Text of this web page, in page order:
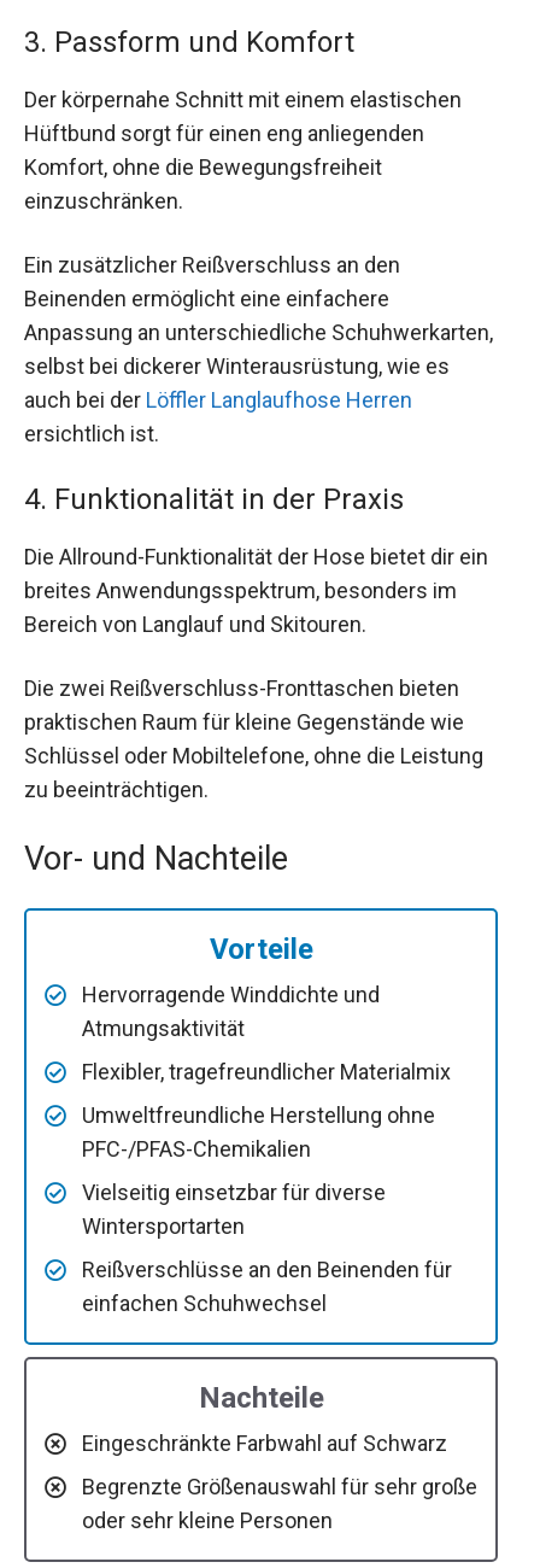
3. Passform und Komfort
Der körpernahe Schnitt mit einem elastischen
Hüftbund sorgt für einen eng anliegenden
Komfort, ohne die Bewegungsfreiheit
einzuschränken.
Ein zusätzlicher Reißverschluss an den
Beinenden ermöglicht eine einfachere
Anpassung an unterschiedliche Schuhwerkarten,
selbst bei dickerer Winterausrüstung, wie es
auch bei der Löffler Langlaufhose Herren
ersichtlich ist.
4. Funktionalität in der Praxis
Die Allround-Funktionalität der Hose bietet dir ein
breites Anwendungsspektrum, besonders im
Bereich von Langlauf und Skitouren.
Die zwei Reißverschluss-Fronttaschen bieten
praktischen Raum für kleine Gegenstände wie
Schlüssel oder Mobiltelefone, ohne die Leistung
zu beeinträchtigen.
Vor- und Nachteile
Vorteile
Hervorragende Winddichte und
Atmungsaktivität
Flexibler, tragefreundlicher Materialmix
Umweltfreundliche Herstellung ohne
PFC-/PFAS-Chemikalien
Vielseitig einsetzbar für diverse
Wintersportarten
Reißverschlüsse an den Beinenden für
einfachen Schuhwechsel
Nachteile
Eingeschränkte Farbwahl auf Schwarz
Begrenzte Größenauswahl für sehr große
oder sehr kleine Personen